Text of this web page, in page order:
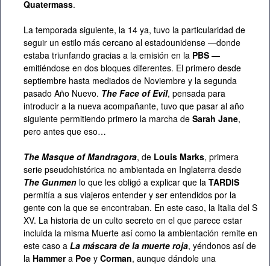
Quatermass.
La temporada siguiente, la 14 ya, tuvo la particularidad de
seguir un estilo más cercano al estadounidense —donde
estaba triunfando gracias a la emisión en la PBS —
emitiéndose en dos bloques diferentes. El primero desde
septiembre hasta mediados de Noviembre y la segunda
pasado Año Nuevo. The Face of Evil, pensada para
introducir a la nueva acompañante, tuvo que pasar al año
siguiente permitiendo primero la marcha de Sarah Jane,
pero antes que eso…
The Masque of Mandragora, de Louis Marks, primera
serie pseudohistórica no ambientada en Inglaterra desde
The Gunmen lo que les obligó a explicar que la TARDIS
permitía a sus viajeros entender y ser entendidos por la
gente con la que se encontraban. En este caso, la Italia del S
XV. La historia de un culto secreto en el que parece estar
incluida la misma Muerte así como la ambientación remite en
este caso a La máscara de la muerte roja, yéndonos así de
la Hammera Poe y Corman, aunque dándole una